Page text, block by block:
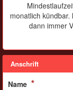
monatlich kündbar.
dann immer
Anschrift
Name *